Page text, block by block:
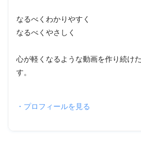
なるべくわかりやすく
なるべくやさしく
心が軽くなるような動画を作り続け
す。
・プロフィールを見る